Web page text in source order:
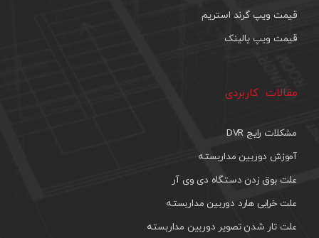
قیمت ویپ گرند استریم
قیمت ویپ یالینک
مقالات کاربردی
مشکلات رایج DVR
آموزش دوربین مداربسته
علت بوق زدن دستگاه دی وی آر
علت خرابی هارد دوربین مداربسته
علت تار شدن تصویر دوربین مداربسته